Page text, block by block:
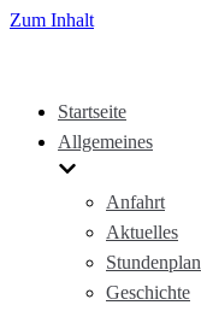
Zum Inhalt
Startseite
Allgemeines
Anfahrt
Aktuelles
Stundenplan
Geschichte